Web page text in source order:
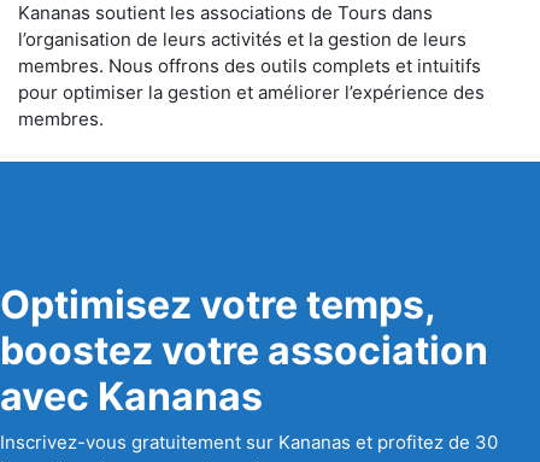
Kananas soutient les associations de Tours dans
l’organisation de leurs activités et la gestion de leurs
membres. Nous offrons des outils complets et intuitifs
pour optimiser la gestion et améliorer l’expérience des
membres.
Optimisez votre temps,
boostez votre association
avec Kananas
Inscrivez-vous gratuitement sur Kananas et profitez de 30